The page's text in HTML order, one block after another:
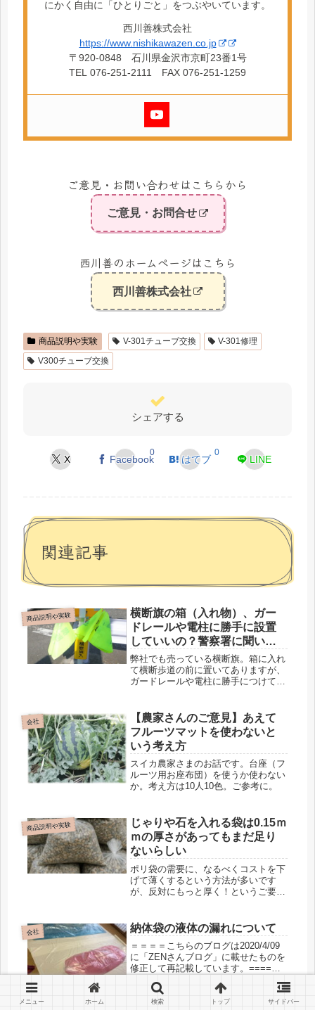
にかく自由に「ひとりごと」をつぶやいています。
西川善株式会社
https://www.nishikawazen.co.jp
〒920-0848 石川県金沢市京町23番1号
TEL 076-251-2111 FAX 076-251-1259
ご意見・お問い合わせはこちらから
ご意見・お問合せ
西川善のホームページはこちら
西川善株式会社
商品説明や実験 V-301チューブ交換
V-301修理
V300チューブ交換
シェアする
X Facebook
0
はてブ
0
LINE
関連記事
商品説明や実験
横断旗の箱（入れ物）、ガー
ドレールや電柱に勝手に設置
していいの？警察署に聞いて
みました
弊社でも売っている横断旗。箱に入れ
て横断歩道の前に置いてありますが、
ガードレールや電柱に勝手につけてい
会社
【農家さんのご意見】あえて
フルーツマットを使わないと
いう考え方
スイカ農家さまのお話です。台座（フ
ルーツ用お座布団）を使うか使わない
か。考え方は10人10色。ご参考に。
商品説明や実験
じゃりや石を入れる袋は0.15ｍ
ｍの厚さがあってもまだ足り
ないらしい
ポリ袋の需要に、なるべくコストを下
げて薄くするという方法が多いです
が、反対にもっと厚く！というご要望
会社 納体袋の液体の漏れについて
＝＝＝＝こちらのブログは2020/4/09
に「ZENさんブログ」に載せたものを
修正して再記載しています。====非
れるの？納体袋について前回非透過性
納体袋についてお話ししましたが、現
メニュー ホーム 検索 トップ サイドバー